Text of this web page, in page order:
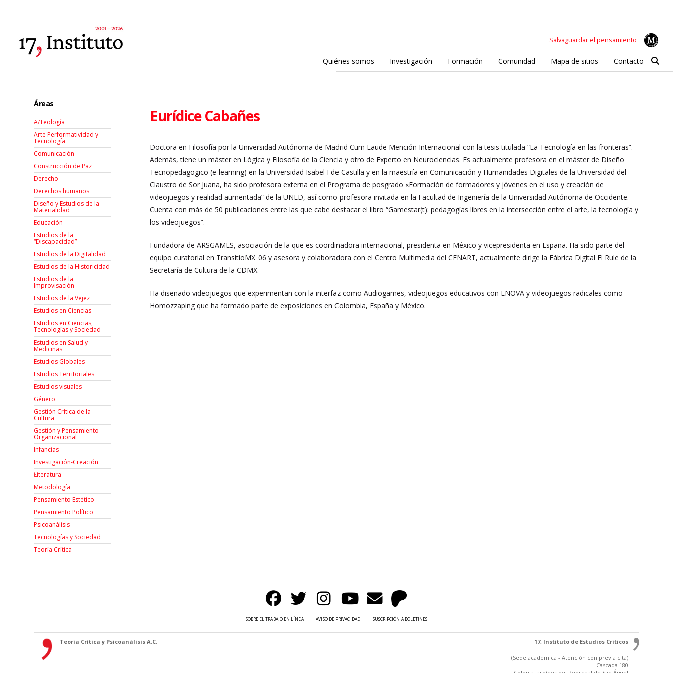
Salvaguardar el pensamiento
Quiénes somos Investigación Formación Comunidad Mapa de sitios Contacto
Eurídice Cabañes
Doctora en Filosofía por la Universidad Autónoma de Madrid Cum Laude Mención Internacional con la tesis titulada “La Tecnología en las fronteras”.
Además, tiene un máster en Lógica y Filosofía de la Ciencia y otro de Experto en Neurociencias. Es actualmente profesora en el máster de Diseño
Tecnopedagogico (e-learning) en la Universidad Isabel I de Castilla y en la maestría en Comunicación y Humanidades Digitales de la Universidad del
Claustro de Sor Juana, ha sido profesora externa en el Programa de posgrado «Formación de formadores y jóvenes en el uso y creación de
videojuegos y realidad aumentada” de la UNED, así como profesora invitada en la Facultad de Ingeniería de la Universidad Autónoma de Occidente.
Cuenta con más de 50 publicaciones entre las que cabe destacar el libro “Gamestar(t): pedagogías libres en la intersección entre el arte, la tecnología y
los videojuegos”.
Fundadora de ARSGAMES, asociación de la que es coordinadora internacional, presidenta en México y vicepresidenta en España. Ha sido parte del
equipo curatorial en TransitioMX_06 y asesora y colaboradora con el Centro Multimedia del CENART, actualmente dirige la Fábrica Digital El Rule de la
Secretaría de Cultura de la CDMX.
Ha diseñado videojuegos que experimentan con la interfaz como Audiogames, videojuegos educativos con ENOVA y videojuegos radicales como
Homozzaping que ha formado parte de exposiciones en Colombia, España y México.
Áreas
A/Teología
Arte Performatividad y
Tecnología
Comunicación
Construcción de Paz
Derecho
Derechos humanos
Diseño y Estudios de la
Materialidad
Educación
Estudios de la
“Discapacidad”
Estudios de la Digitalidad
Estudios de la Historicidad
Estudios de la
Improvisación
Estudios de la Vejez
Estudios en Ciencias
Estudios en Ciencias,
Tecnologías y Sociedad
Estudios en Salud y
Medicinas
Estudios Globales
Estudios Territoriales
Estudios visuales
Género
Gestión Crítica de la
Cultura
Gestión y Pensamiento
Organizacional
Infancias
Investigación-Creación
Łiteratura
Metodología
Pensamiento Estético
Pensamiento Político
Psicoanálisis
Tecnologías y Sociedad
Teoría Crítica
SOBRE EL TRABAJO EN LÍNEA AVISO DE PRIVACIDAD SUSCRIPCIÓN A BOLETINES
Teoría Crítica y Psicoanálisis A.C. 17, Instituto de Estudios Críticos
(Sede académica - Atención con previa cita)
Cascada 180